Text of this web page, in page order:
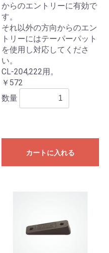
からのエントリーに有効で
す。
それ以外の方向からのエン
トリーにはテーパーパット
を使用し対応してくださ
い。
CL-204,222用。
￥572
数量
カートに入れる